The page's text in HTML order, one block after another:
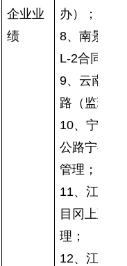
企业业
绩
办）；
8、南景高
L-2合同段)
9、云南武
路（监理1
10、宁都
公路宁都至
管理；
11、江西
目冈上至宁
理；
12、江西